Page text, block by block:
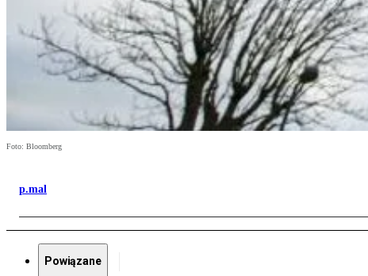
Foto: Bloomberg
p.mal
Powiązane